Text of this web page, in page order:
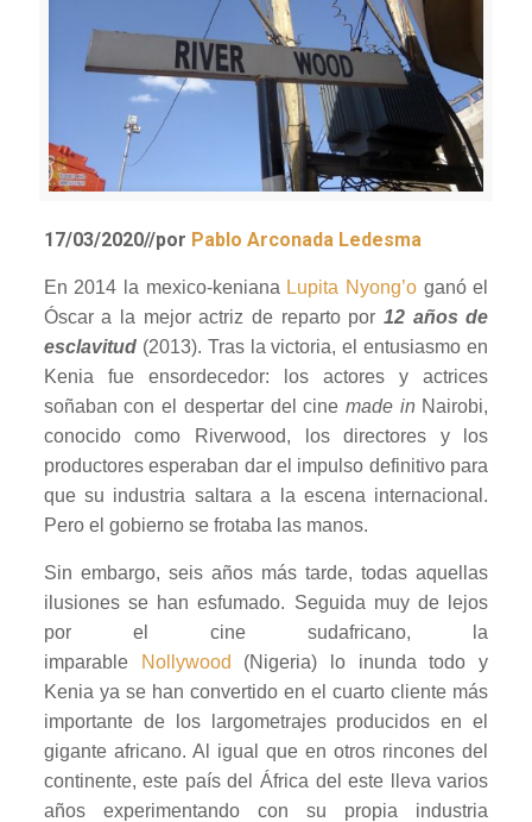
17/03/2020//por Pablo Arconada Ledesma
En 2014 la mexico-keniana Lupita Nyong’oganó el
Óscar a la mejor actriz de reparto por 12 años de
esclavitud (2013). Tras la victoria, el entusiasmo en
Kenia fue ensordecedor: los actores y actrices
soñaban con el despertar del cine made inNairobi,
conocido como Riverwood, los directores y los
productores esperaban dar el impulso definitivo para
que su industria saltara a la escena internacional.
Pero el gobierno se frotaba las manos.
Sin embargo, seis años más tarde, todas aquellas
ilusiones se han esfumado. Seguida muy de lejos
por el cine sudafricano, la
imparable
Nollywood (Nigeria) lo inunda todo y
Kenia ya se han convertido en el cuarto cliente más
importante de los largometrajes producidos en el
gigante africano. Al igual que en otros rincones del
continente, este país del África del este lleva varios
años experimentando con su propia industria